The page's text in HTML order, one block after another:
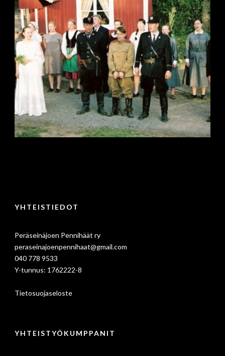
YHTEISTIEDOT
Peräseinäjoen Pennihäät ry
peraseinajoenpennihaat@gmail.com
040 778 9533
Y-tunnus: 1762222-8
Tietosuojaseloste
YHTEISTYÖKUMPPANIT